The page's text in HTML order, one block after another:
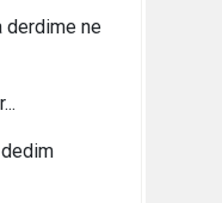
derdime ne
dedim